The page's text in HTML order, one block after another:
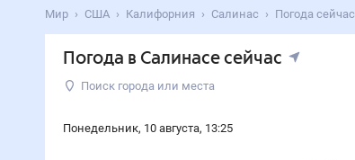
Мир США Калифорния Салинас Погода сейчас
Погода в Салинасесейчас
Поиск города или места
Понедельник, 10 августа, 13:25